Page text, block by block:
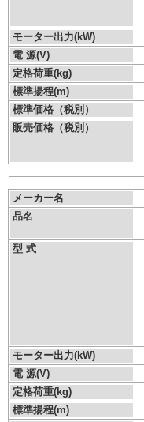
モーター出力(kW)
電 源(V)
定格荷重(kg)
標準揚程(m)
標準価格（税別）
販売価格（税別）
メーカー名
品名
型 式
モーター出力(kW)
電 源(V)
定格荷重(kg)
標準揚程(m)